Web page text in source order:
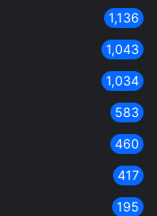
1,136
1,043
1,034
583
460
417
195